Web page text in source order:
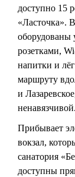
доступно 15
«Ласточка».
оборудованы
розетками,
напитки и
маршруту
и
ненавязчивой.
Прибывает
вокзал,
санатория
доступны